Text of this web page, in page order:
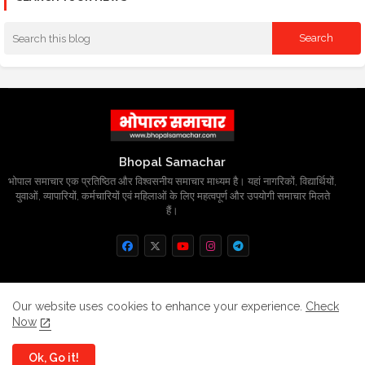
Bhopal Samachar
भोपाल समाचार एक प्रतिष्ठित और विश्वसनीय समाचार माध्यम है। यहां नागरिकों, विद्यार्थियों,
युवाओं, व्यापारियों, कर्मचारियों एवं महिलाओं के लिए महत्वपूर्ण और उपयोगी समाचार मिलते
हैं।
Home About Contact us
Privacy Policy
Our website uses cookies to enhance your experience. Check
Now
Ok, Go it!